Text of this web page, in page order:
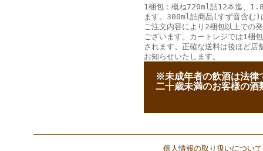
1梱包：概ね720ml詰12本迄、
ます。300ml詰商品(すず音含む)
ご注文内容により2梱包以上での
ございます。カートレジでは1梱
されます。正確な送料は後ほど店
お知らせいたします。
※未成年者の飲酒は法律
二十歳未満のお客様の酒
個人情報の取り扱いについて